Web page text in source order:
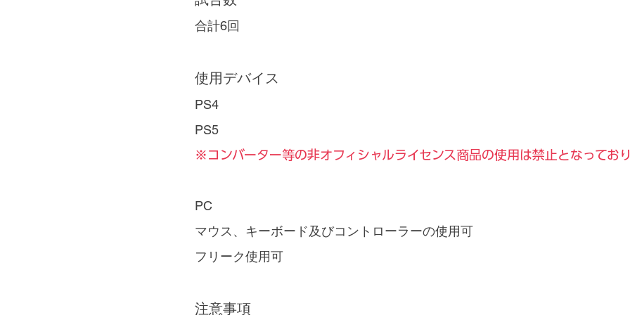
合計6回
使用デバイス
PS4
PS5
※コンバーター等の非オフィシャルライセンス商品の使用は禁止となってお
PC
マウス、キーボード及びコントローラーの使用可
フリーク使用可
注意事項